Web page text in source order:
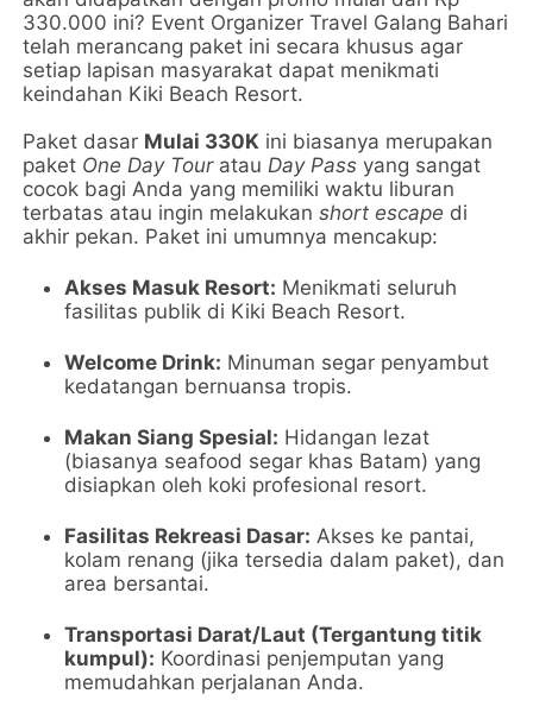
330.000 ini? Event Organizer Travel Galang Bahari
telah merancang paket ini secara khusus agar
setiap lapisan masyarakat dapat menikmati
keindahan Kiki Beach Resort.
Paket dasar Mulai 330K ini biasanya merupakan
paket One Day Touratau Day Pass yang sangat
cocok bagi Anda yang memiliki waktu liburan
terbatas atau ingin melakukanshort escape di
akhir pekan. Paket ini umumnya mencakup:
Akses Masuk Resort: Menikmati seluruh
fasilitas publik di Kiki Beach Resort.
Welcome Drink: Minuman segar penyambut
kedatangan bernuansa tropis.
Makan Siang Spesial: Hidangan lezat
(biasanya seafood segar khas Batam) yang
disiapkan oleh koki profesional resort.
Fasilitas Rekreasi Dasar: Akses ke pantai,
kolam renang (jika tersedia dalam paket), dan
area bersantai.
Transportasi Darat/Laut (Tergantung titik
kumpul): Koordinasi penjemputan yang
memudahkan perjalanan Anda.